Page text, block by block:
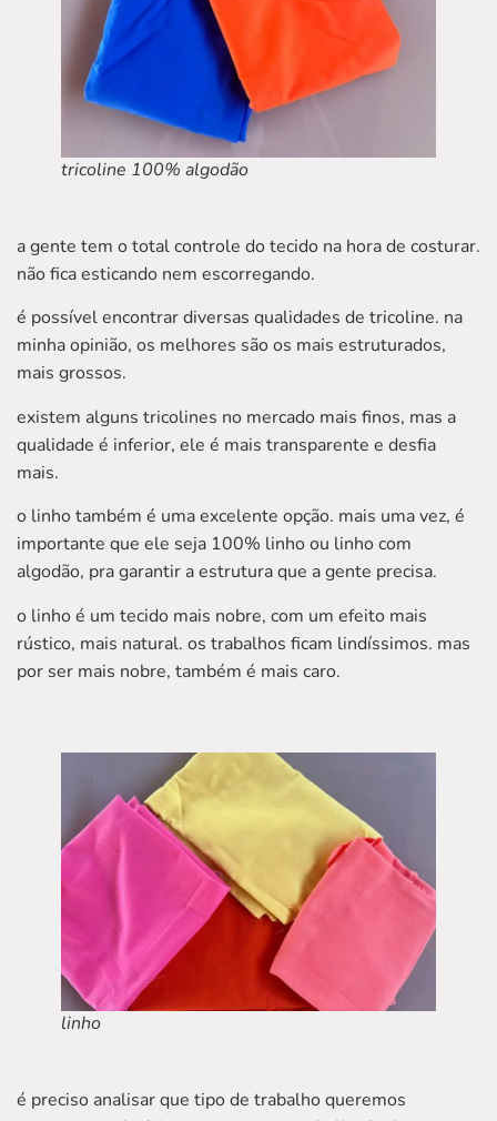
tricoline 100% algodão
a gente tem o total controle do tecido na hora de costurar.
não fica esticando nem escorregando.
é possível encontrar diversas qualidades de tricoline. na
minha opinião, os melhores são os mais estruturados,
mais grossos.
existem alguns tricolines no mercado mais finos, mas a
qualidade é inferior, ele é mais transparente e desfia
mais.
o linho também é uma excelente opção. mais uma vez, é
importante que ele seja 100% linho ou linho com
algodão, pra garantir a estrutura que a gente precisa.
o linho é um tecido mais nobre, com um efeito mais
rústico, mais natural. os trabalhos ficam lindíssimos. mas
por ser mais nobre, também é mais caro.
linho
é preciso analisar que tipo de trabalho queremos